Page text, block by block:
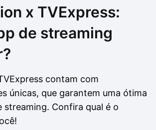
Drivers
Ver mais
Outros
Ver mais
x TVExpress:
de streaming
contam com
únicas, que garantem uma ótima
streaming. Confira qual é o